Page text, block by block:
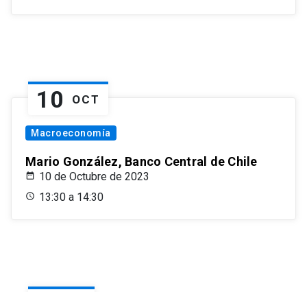
10 OCT
Macroeconomía
Mario González, Banco Central de Chile
10 de Octubre de 2023
13:30 a 14:30